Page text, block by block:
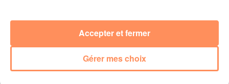
Marseille : appel à témoins pour retrouver
8 mai 2022
Le rappeur marseillais Soprano invité de
Gérer mes choix
Accepter et fermer